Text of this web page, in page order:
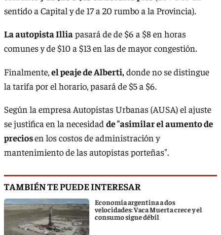
sentido a Capital y de 17 a 20 rumbo a la Provincia).
La autopista Illiapasará de de $6 a $8 en horas
comunes y de $10 a $13 en las de mayor congestión.
Finalmente,el peaje de Alberti,donde no se distingue
la tarifa por el horario, pasará de $5 a $6.
Según la empresa Autopistas Urbanas (AUSA) el ajuste
se justifica en la necesidad de "asimilar el aumento de
preciosen los costos de administración y
mantenimiento de las autopistas porteñas".
TAMBIÉN TE PUEDE INTERESAR
Economía argentina a dos
velocidades: Vaca Muerta crece y el
consumo sigue débil